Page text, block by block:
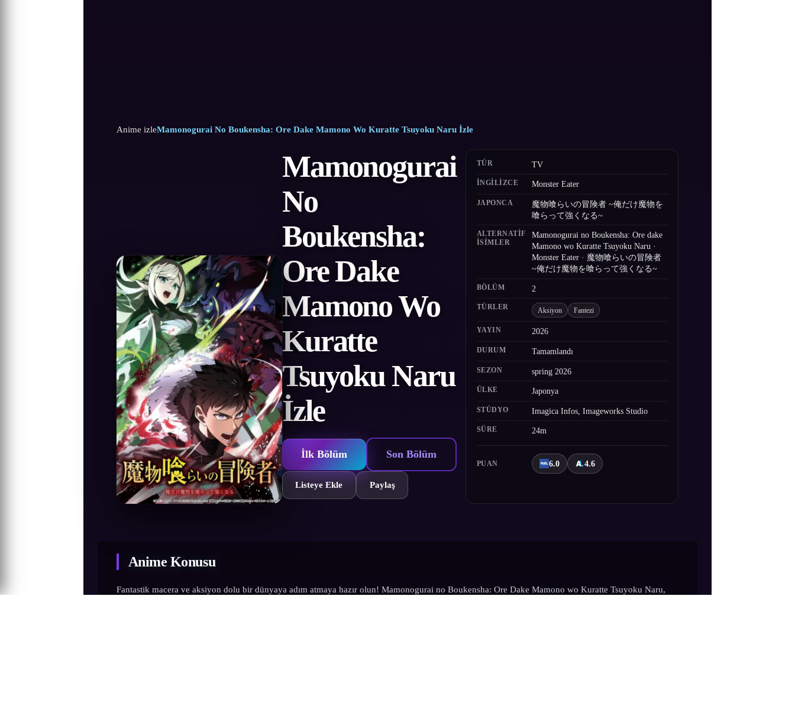
Anime izleMamonogurai No Boukensha: Ore Dake Mamono Wo Kuratte Tsuyoku Naru İzle
Mamonogurai
No
Boukensha:
Ore Dake
Mamono Wo
Kuratte
Tsuyoku Naru
İzle
İlk Bölüm Son Bölüm
Listeye Ekle Paylaş
TÜR TV
İNGILIZCE Monster Eater
JAPONCA
魔物喰らいの冒険者 ~俺だけ魔物を
喰らって強くなる~
ALTERNATIF
ISIMLER
Mamonogurai no Boukensha: Ore dake
Mamono wo Kuratte Tsuyoku Naru ·
Monster Eater · 魔物喰らいの冒険者
~俺だけ魔物を喰らって強くなる~
BÖLÜM 2
TÜRLER Aksiyon Fantezi
YAYIN 2026
DURUM Tamamlandı
SEZON spring 2026
ÜLKE Japonya
STÜDYO Imagica Infos, Imageworks Studio
SÜRE 24m
PUAN 6.0 4.6
Anime Konusu
Fantastik macera ve aksiyon dolu bir dünyaya adım atmaya hazır olun! Mamonogurai no Boukensha: Ore Dake Mamono wo Kuratte Tsuyoku Naru,